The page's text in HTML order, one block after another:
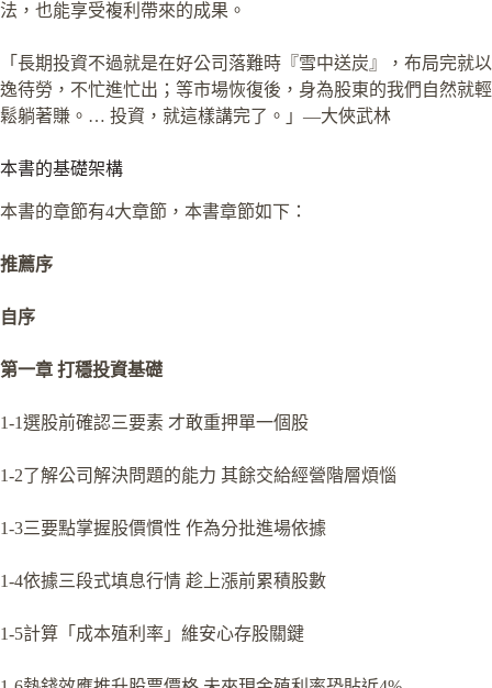
法，也能享受複利帶來的成果。
「長期投資不過就是在好公司落難時『雪中送炭』，布局完就以
逸待勞，不忙進忙出；等市場恢復後，身為股東的我們自然就輕
鬆躺著賺。… 投資，就這樣講完了。」—大俠武林
本書的基礎架構
本書的章節有4大章節，本書章節如下：
推薦序
自序
第一章 打穩投資基礎
1-1選股前確認三要素 才敢重押單一個股
1-2了解公司解決問題的能力 其餘交給經營階層煩惱
1-3三要點掌握股價慣性 作為分批進場依據
1-4依據三段式填息行情 趁上漲前累積股數
1-5計算「成本殖利率」維安心存股關鍵